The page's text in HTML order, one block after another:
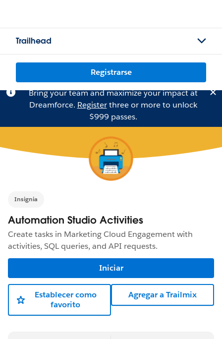
Trailhead
Registrarse
Bring your team and maximize your impact at
Dreamforce. Registerthree or more to unlock
$999 passes.
Insignia
Automation Studio Activities
Create tasks in Marketing Cloud Engagement with
activities, SQL queries, and API requests.
Iniciar
Establecer como
favorito
Agregar a Trailmix